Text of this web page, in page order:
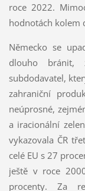
roce 2022.
hodnotách kolem
Německo se
dlouho bránit,
subdodavatel,
zahraniční
neúprosné,
a iracionální
vykazovala ČR
celé EU s 27
ještě v roce
procenty. Za